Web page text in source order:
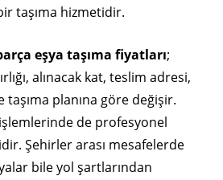
taşıma hizmetidir.
eşya taşıma fiyatları;
alınacak kat, teslim adresi,
taşıma planına göre değişir.
işlemlerinde de profesyonel
Şehirler arası mesafelerde
bile yol şartlarından